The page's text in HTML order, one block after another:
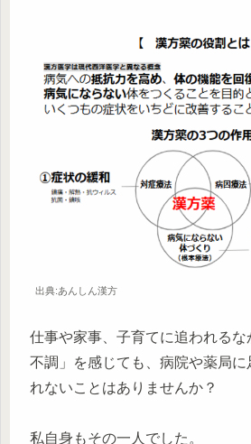
出典:あんしん漢方
仕事や家事、子育てに追われるな
不調」を感じても、病院や薬局に
れないことはありませんか？
私自身もその一人でした。